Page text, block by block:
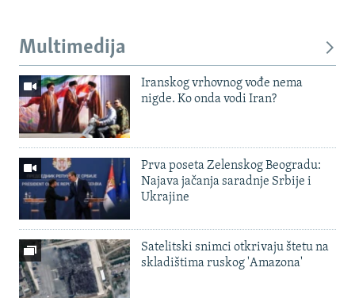
Multimedija
Iranskog vrhovnog vođe nema
nigde. Ko onda vodi Iran?
Prva poseta Zelenskog Beogradu:
Najava jačanja saradnje Srbije i
Ukrajine
Satelitski snimci otkrivaju štetu na
skladištima ruskog 'Amazona'